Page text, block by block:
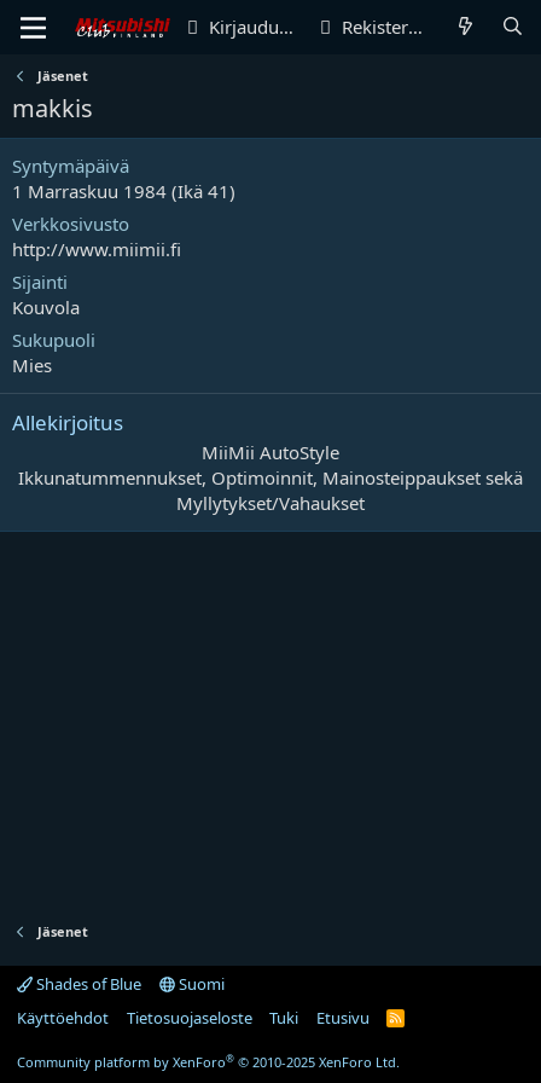
Kirjaudu sisään Rekisteröidy
Jäsenet
makkis
Syntymäpäivä
1 Marraskuu 1984 (Ikä 41)
Verkkosivusto
http://www.miimii.fi
Sijainti
Kouvola
Sukupuoli
Mies
Allekirjoitus
MiiMii AutoStyle
Ikkunatummennukset, Optimoinnit, Mainosteippaukset sekä
Myllytykset/Vahaukset​
Jäsenet
Shades of Blue
Suomi
Käyttöehdot
Tietosuojaseloste Tuki Etusivu
R
Community platform by XenForo® © 2010-2025 XenForo Ltd.